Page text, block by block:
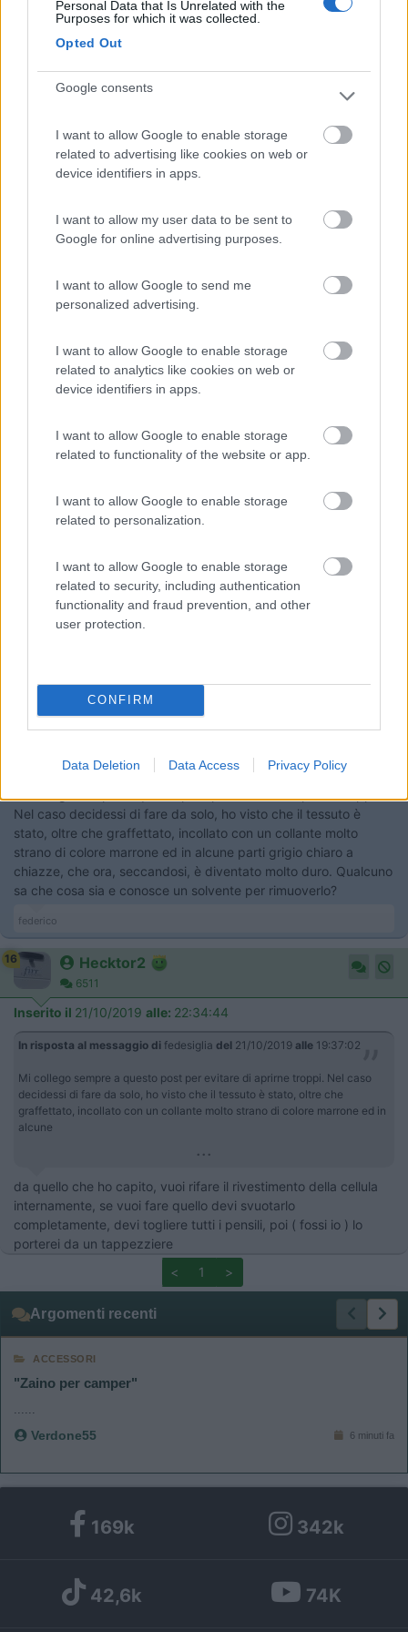
Personal Data that Is Unrelated with the
Purposes for which it was collected.
Opted Out
Google consents
I want to allow Google to enable storage
related to advertising like cookies on web or
device identifiers in apps.
I want to allow my user data to be sent to
Google for online advertising purposes.
I want to allow Google to send me
personalized advertising.
I want to allow Google to enable storage
related to analytics like cookies on web or
device identifiers in apps.
I want to allow Google to enable storage
related to functionality of the website or app.
I want to allow Google to enable storage
related to personalization.
I want to allow Google to enable storage
related to security, including authentication
functionality and fraud prevention, and other
user protection.
CONFIRM
Data Deletion Data Access Privacy Policy
impiegatodel...
Inserito il21/10/2019 alle:08:38:26
In risposta al messaggio di fedesiglia
salve a tutti, vorrei far ritappezzare la cellula in vetroresina del mio
aiesistem con del tessuto simile all'originale ormai logoro, qualcuno sa
dirmi a quanto potrebbe ammontare il costo di tale operazione e a chi
potrei rivolgermi in provincia di milano? Grazie in anticipo! federico
a seregno c'è ballabio, forse il più bravo tappezziere per
camper della zona
12
alle:
19:04:23
Grazie a entrambi, ho provato a sentire ballabio ma non fa
questo genere di lavorazioni, mi ha dirottato verso Ferrario
federico
fedesiglia
alle:
Nel caso decidessi di fare da solo, ho visto che il tessuto è
stato, oltre che graffettato, incollato con un collante molto
strano di colore marrone ed in alcune parti grigio chiaro a
chiazze, che ora, seccandosi, è diventato molto duro. Qualcuno
sa che cosa sia e conosce un solvente per rimuoverlo? ​​
federico
16 Hecktor2
6511
Inserito il 21/10/2019 alle: 22:34:44
In risposta al messaggio di fedesiglia del 21/10/2019 alle 19:37:02
Mi collego sempre a questo post per evitare di aprirne troppi. Nel caso
decidessi di fare da solo, ho visto che il tessuto è stato, oltre che
graffettato, incollato con un collante molto strano di colore marrone ed in
alcune
...
da quello che ho capito, vuoi rifare il rivestimento della cellula
internamente, se vuoi fare quello devi svuotarlo
completamente, devi togliere tutti i pensili, poi ( fossi io ) lo
porterei da un tappezziere
<
1 >
Argomenti recenti
ACCESSORI
"Zaino per camper"
Verdone55 6 minuti fa
169k 342k
42,6k 74K